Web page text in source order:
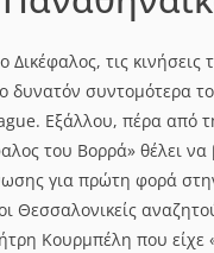
τις κινήσεις
δυνατόν συντομότερα
Εξάλλου, πέρα από
του Βορρά» θέλει να
για πρώτη φορά
Θεσσαλονικείς
Κουρμπέλη που είχε